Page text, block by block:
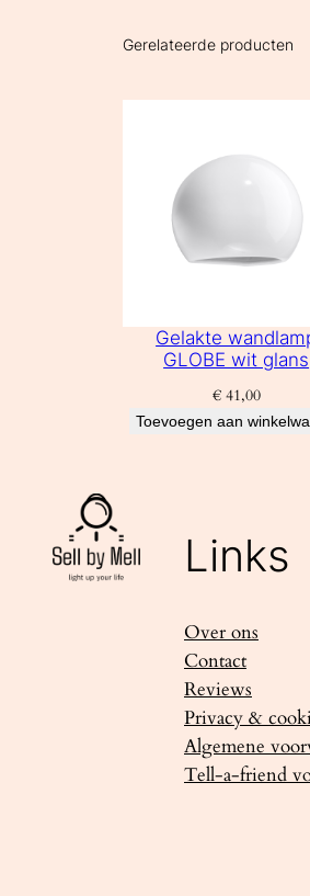
Gerelateerde producten
Gelakte
GLOBE wit glans
€41,00
Toevoegen aan
Links
Over ons
Contact
Reviews
Privacy &
Algemene
Tell-a-friend